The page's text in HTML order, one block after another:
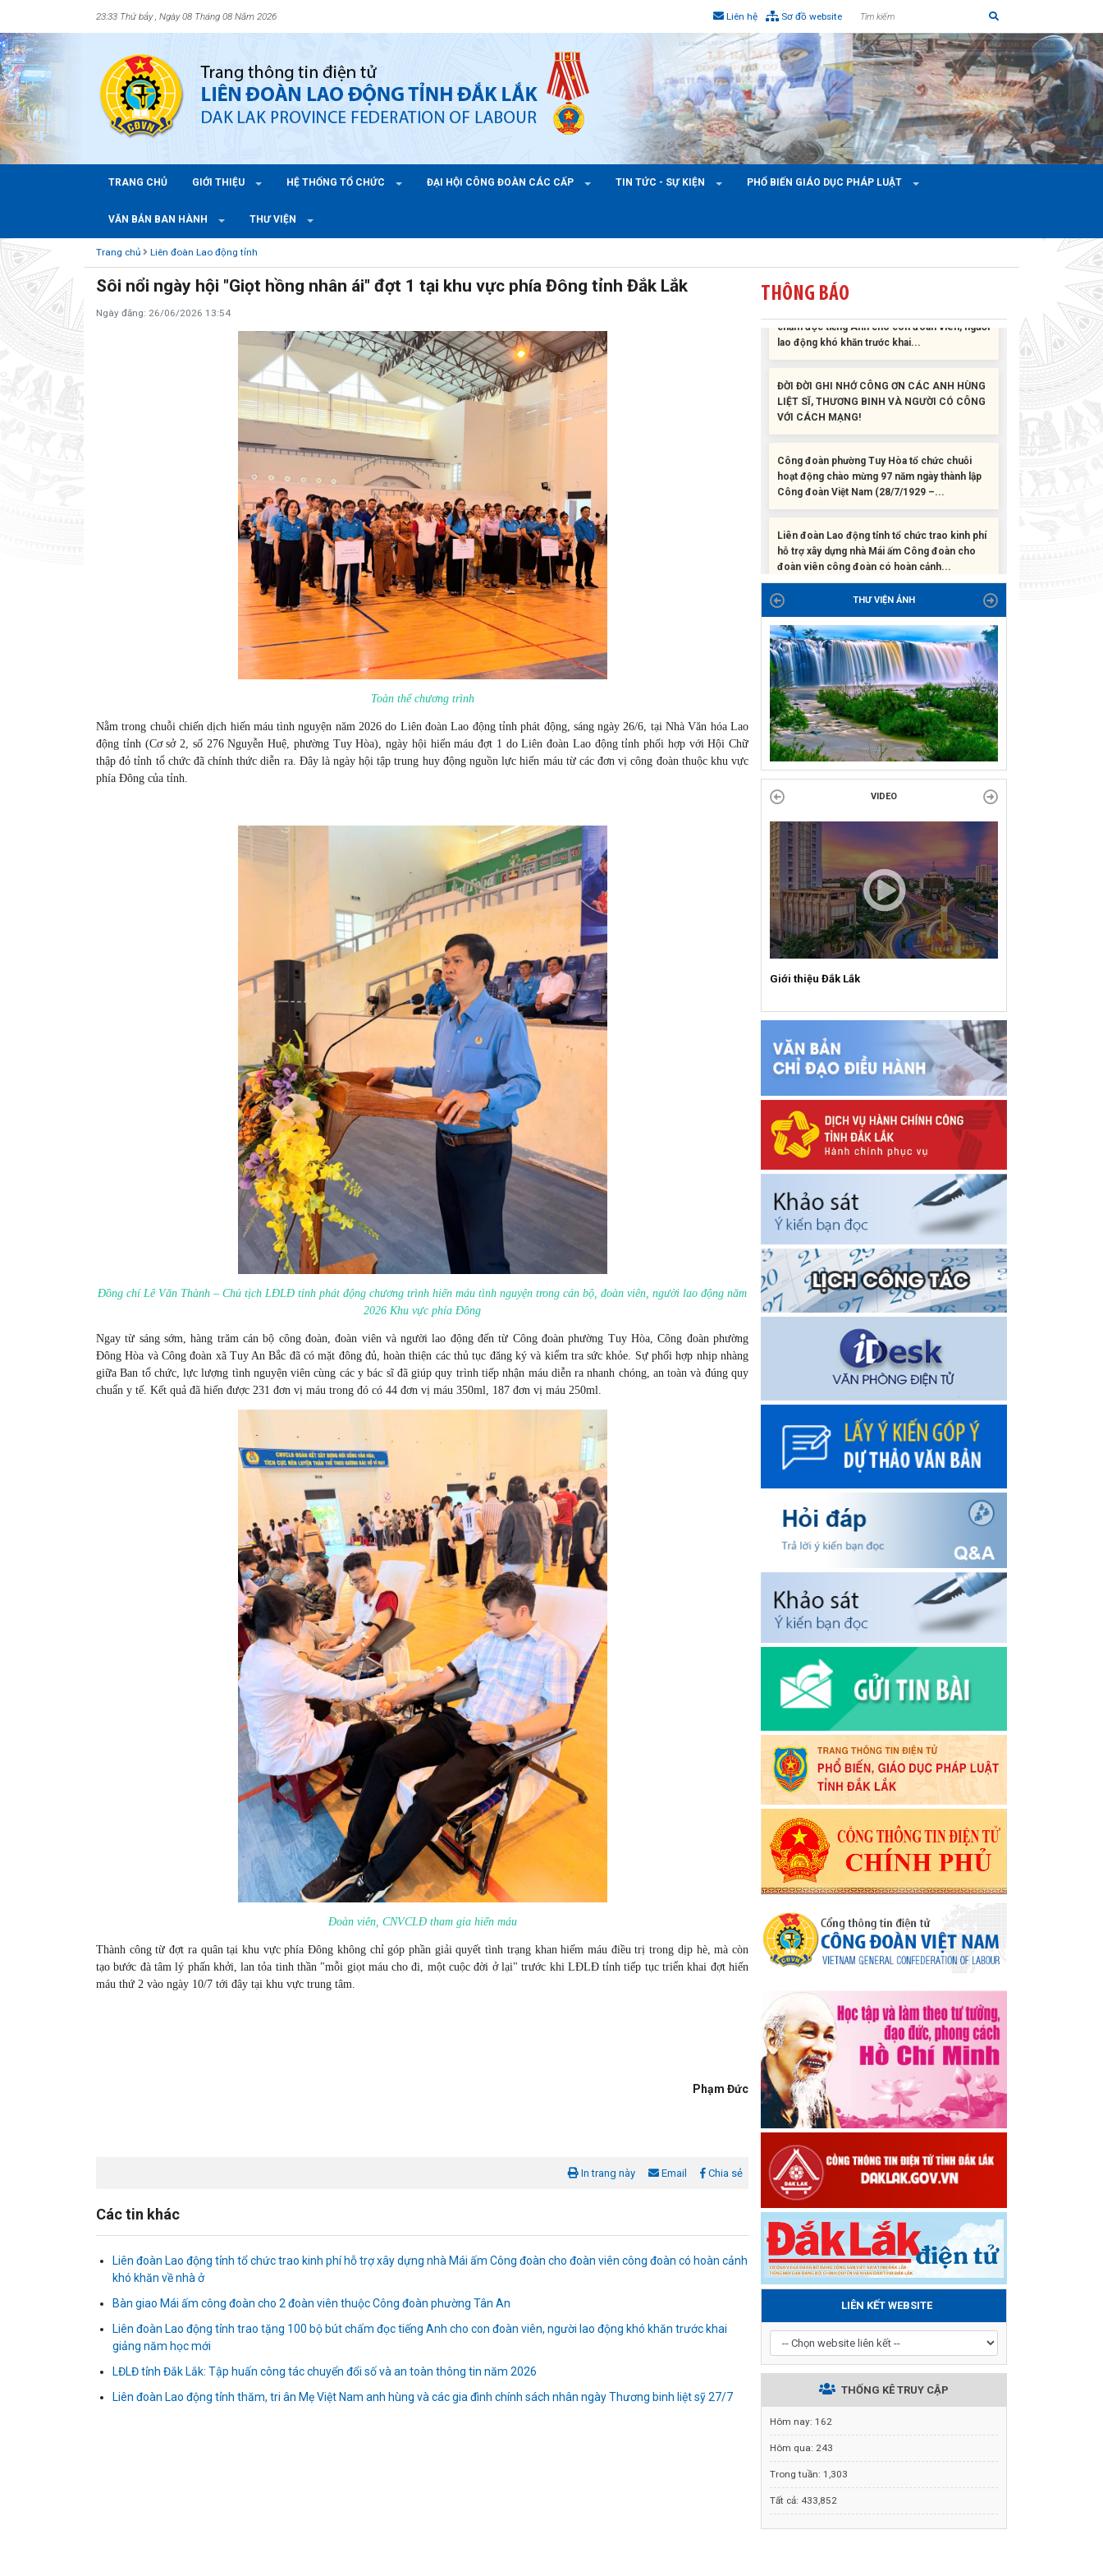
23:33 Thứ bảy , Ngày 08 Tháng 08 Năm 2026 Liên hệ Sơ đồ website
TRANG CHỦ GIỚI THIỆU HỆ THỐNG TỔ CHỨC ĐẠI HỘI CÔNG ĐOÀN CÁC CẤP TIN TỨC - SỰ KIỆN PHỔ BIẾN GIÁO DỤC PHÁP LUẬT
VĂN BẢN BAN HÀNH THƯ VIỆN
Trang chủ Liên đoàn Lao động tỉnh
Sôi nổi ngày hội "Giọt hồng nhân ái" đợt 1 tại khu vực phía Đông tỉnh Đắk Lắk
Ngày đăng: 26/06/2026 13:54
Toàn thể chương trình
Nằm trong chuỗi chiến dịch hiến máu tình nguyện năm 2026 do Liên đoàn Lao động tỉnh phát động, sáng ngày 26/6, tại Nhà Văn hóa Lao
động tỉnh (Cơ sở 2, số 276 Nguyễn Huệ, phường Tuy Hòa), ngày hội hiến máu đợt 1 do Liên đoàn Lao động tỉnh phối hợp với Hội Chữ
thập đỏ tỉnh tổ chức đã chính thức diễn ra. Đây là ngày hội tập trung huy động nguồn lực hiến máu từ các đơn vị công đoàn thuộc khu vực
phía Đông của tỉnh.
Đồng chí Lê Văn Thành – Chủ tịch LĐLĐ tỉnh phát động chương trình hiến máu tình nguyện trong cán bộ, đoàn viên, người lao động năm
2026 Khu vực phía Đông
Ngay từ sáng sớm, hàng trăm cán bộ công đoàn, đoàn viên và người lao động đến từ Công đoàn phường Tuy Hòa, Công đoàn phường
Đông Hòa và Công đoàn xã Tuy An Bắc đã có mặt đông đủ, hoàn thiện các thủ tục đăng ký và kiểm tra sức khỏe. Sự phối hợp nhịp nhàng
giữa Ban tổ chức, lực lượng tình nguyện viên cùng các y bác sĩ đã giúp quy trình tiếp nhận máu diễn ra nhanh chóng, an toàn và đúng quy
chuẩn y tế. Kết quả đã hiến được 231 đơn vị máu trong đó có 44 đơn vị máu 350ml, 187 đơn vị máu 250ml.
Đoàn viên, CNVCLĐ tham gia hiến máu
Thành công từ đợt ra quân tại khu vực phía Đông không chỉ góp phần giải quyết tình trạng khan hiếm máu điều trị trong dịp hè, mà còn
tạo bước đà tâm lý phấn khởi, lan tỏa tinh thần "mỗi giọt máu cho đi, một cuộc đời ở lại" trước khi LĐLĐ tỉnh tiếp tục triển khai đợt hiến
máu thứ 2 vào ngày 10/7 tới đây tại khu vực trung tâm.
Phạm Đức
In trang này Email Chia sẻ
Các tin khác
Liên đoàn Lao động tỉnh tổ chức trao kinh phí hỗ trợ xây dựng nhà Mái ấm Công đoàn cho đoàn viên công đoàn có hoàn cảnh
khó khăn về nhà ở
Bàn giao Mái ấm công đoàn cho 2 đoàn viên thuộc Công đoàn phường Tân An
Liên đoàn Lao động tỉnh trao tặng 100 bộ bút chấm đọc tiếng Anh cho con đoàn viên, người lao động khó khăn trước khai
giảng năm học mới
LĐLĐ tỉnh Đắk Lắk: Tập huấn công tác chuyển đổi số và an toàn thông tin năm 2026
Liên đoàn Lao động tỉnh thăm, tri ân Mẹ Việt Nam anh hùng và các gia đình chính sách nhân ngày Thương binh liệt sỹ 27/7
THÔNG BÁO
Liên đoàn Lao động tỉnh tổ chức trao kinh phí
hỗ trợ xây dựng nhà Mái ấm Công đoàn cho
chấm đọc tiếng Anh cho con đoàn viên, người
ĐỜI ĐỜI GHI NHỚ CÔNG ƠN CÁC ANH HÙNG
VỚI CÁCH MẠNG!
Công đoàn phường Tuy Hòa tổ chức chuỗi
Công đoàn Việt Nam (28/7/1929 –...
Liên đoàn Lao động tỉnh tổ chức trao kinh phí
đoàn viên công đoàn có hoàn cảnh...
Bàn giao Mái ấm công đoàn cho 2 đoàn viên
Liên đoàn Lao động tỉnh trao tặng 100 bộ bút
chấm đọc tiếng Anh cho con đoàn viên, người
lao động khó khăn trước khai...
ĐỜI ĐỜI GHI NHỚ CÔNG ƠN CÁC ANH HÙNG
LIỆT SĨ, THƯƠNG BINH VÀ NGƯỜI CÓ CÔNG
VỚI CÁCH MẠNG!
Công đoàn phường Tuy Hòa tổ chức chuỗi
hoạt động chào mừng 97 năm ngày thành lập
THƯ VIỆN ẢNH
VIDEO
Giới thiệu Đắk Lắk
LIÊN KẾT WEBSITE
THỐNG KÊ TRUY CẬP
Hôm nay: 162
Hôm qua: 243
Trong tuần: 1,303
Tất cả: 433,852